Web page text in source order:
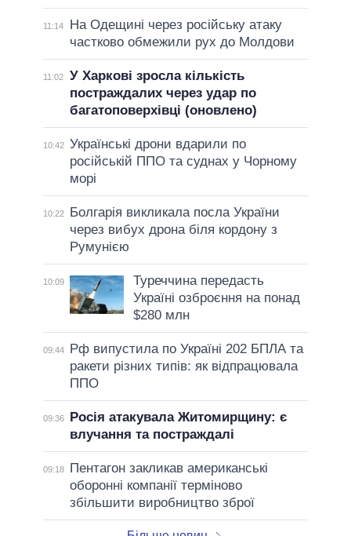
11:14
На Одещині через російську атаку
частково обмежили рух до Молдови
11:02
У Харкові зросла кількість
постраждалих через удар по
багатоповерхівці (оновлено)
10:42 Українські дрони вдарили по
російській ППО та суднах у Чорному
морі
10:22
Болгарія викликала посла України
через вибух дрона біля кордону з
Румунією
10:09
Туреччина передасть
Україні озброєння на понад
$280 млн
09:44
Рф випустила по Україні 202 БПЛА та
ракети різних типів: як відпрацювала
ППО
09:36
Росія атакувала Житомирщину: є
влучання та постраждалі
09:18
Пентагон закликав американські
оборонні компанії терміново
збільшити виробництво зброї